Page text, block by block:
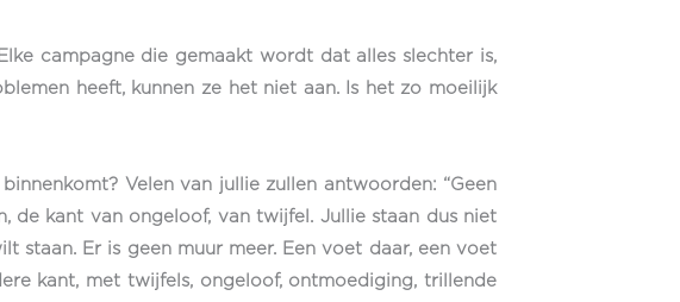
campagne die gemaakt wordt dat alles slechter is,
heeft, kunnen ze het niet aan. Is het zo moeilijk
Velen van jullie zullen antwoorden: “Geen
de kant van ongeloof, van twijfel. Jullie staan dus niet
staan. Er is geen muur meer. Een voet daar, een voet
kant, met twijfels, ongeloof, ontmoediging, trillende